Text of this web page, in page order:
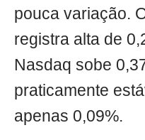
pouca variação.
registra alta de
Nasdaq sobe
praticamente
apenas 0,09%.